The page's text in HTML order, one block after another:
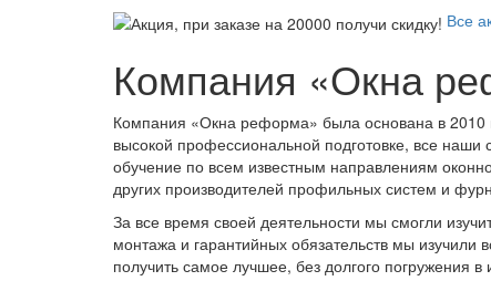
Все
Компания «Окна
Компания «Окна реформа» была основана в 2010
высокой профессиональной подготовке, все
обучение по всем известным направлениям
других производителей профильных систем и
За все время своей деятельности мы смогли
монтажа и гарантийных обязательств мы
получить самое лучшее, без долгого погружения